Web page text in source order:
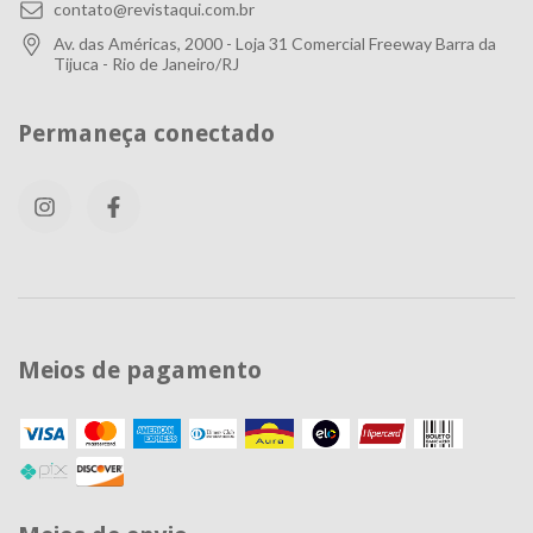
contato@revistaqui.com.br
Av. das Américas, 2000 - Loja 31 Comercial Freeway Barra da
Tijuca - Rio de Janeiro/RJ
Permaneça conectado
Meios de pagamento